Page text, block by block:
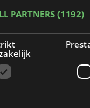
PARTNERS (1192)